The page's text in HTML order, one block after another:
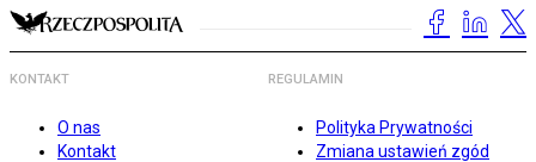
KONTAKT
O nas
Kontakt
REGULAMIN
Polityka Prywatności
Zmiana ustawień zgód